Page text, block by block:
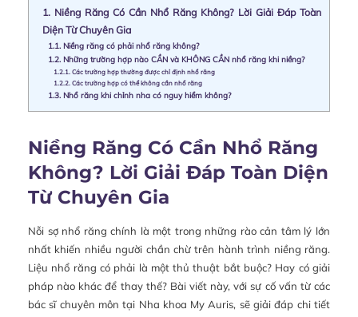
1. Niềng Răng Có Cần Nhổ Răng Không? Lời Giải Đáp Toàn
Diện Từ Chuyên Gia
1.1. Niềng răng có phải nhổ răng không?
1.2. Những trường hợp nào CẦN và KHÔNG CẦN nhổ răng khi niềng?
1.2.1. Các trường hợp thường được chỉ định nhổ răng
1.2.2. Các trường hợp có thể không cần nhổ răng
1.3. Nhổ răng khi chỉnh nha có nguy hiểm không?
Niềng Răng Có Cần Nhổ Răng
Không? Lời Giải Đáp Toàn Diện
Từ Chuyên Gia
Nỗi sợ nhổ răng chính là một trong những rào cản tâm lý lớn
nhất khiến nhiều người chần chừ trên hành trình niềng răng.
Liệu nhổ răng có phải là một thủ thuật bắt buộc? Hay có giải
pháp nào khác để thay thế? Bài viết này, với sự cố vấn từ các
bác sĩ chuyên môn tại Nha khoa My Auris, sẽ giải đáp chi tiết